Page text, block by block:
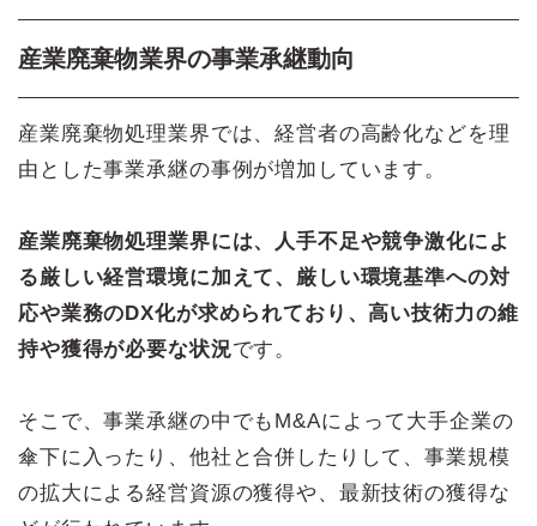
産業廃棄物業界の事業承継動向
産業廃棄物処理業界では、経営者の高齢化などを理
由とした事業承継の事例が増加しています。
産業廃棄物処理業界には、人手不足や競争激化によ
る厳しい経営環境に加えて、厳しい環境基準への対
応や業務のDX化が求められており、高い技術力の維
持や獲得が必要な状況です。
そこで、事業承継の中でもM&Aによって大手企業の
傘下に入ったり、他社と合併したりして、事業規模
の拡大による経営資源の獲得や、最新技術の獲得な